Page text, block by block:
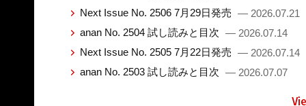
Next Issue No. 2506 7月29日発売 — 2026.07.21
anan No. 2504 試し読みと目次 — 2026.07.14
Next Issue No. 2505 7月22日発売 — 2026.07.14
anan No. 2503 試し読みと目次 — 2026.07.07